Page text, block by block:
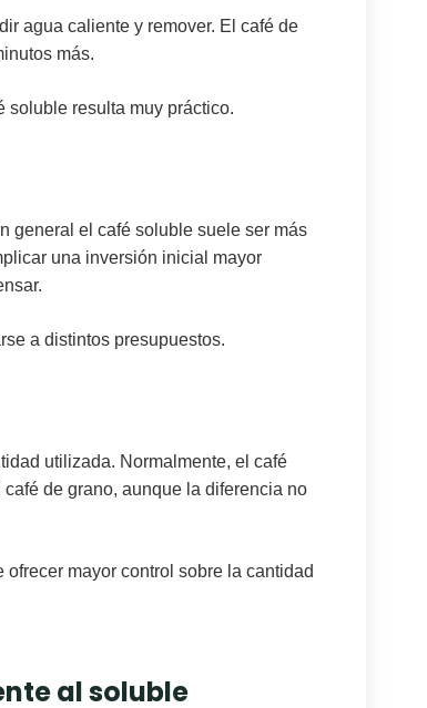
agua caliente y remover. El café de
más.
soluble resulta muy práctico.
general el café soluble suele ser más
una inversión inicial mayor
a distintos presupuestos.
utilizada. Normalmente, el café
café de grano, aunque la diferencia no
mayor control sobre la cantidad
al soluble